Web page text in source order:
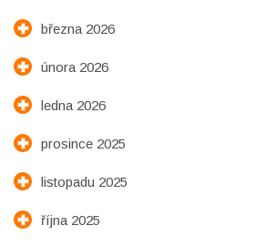
března 2026
února 2026
ledna 2026
prosince 2025
listopadu 2025
října 2025